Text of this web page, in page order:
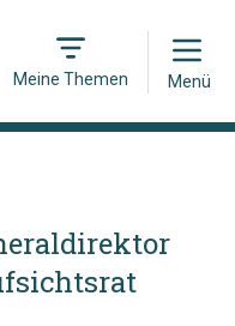
Meine Themen
Open
Menü